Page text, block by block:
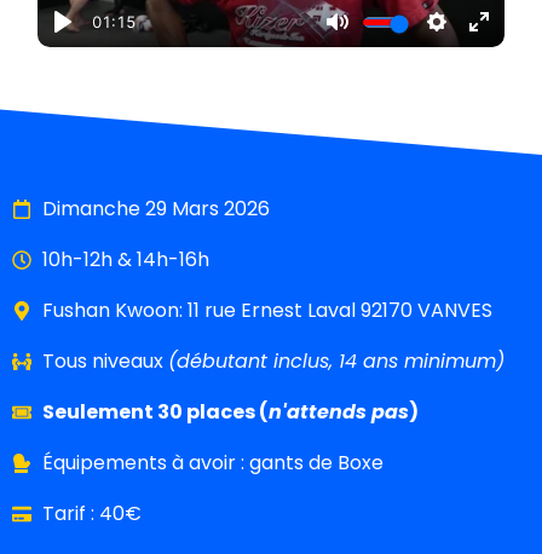
Dimanche 29 Mars 2026
10h-12h & 14h-16h
Fushan Kwoon: 11 rue Ernest Laval 92170 VANVES
Tous niveaux (débutant inclus, 14 ans minimum)
Seulement 30 places (n'attends pas)
Équipements à avoir : gants de Boxe
Tarif : 40€